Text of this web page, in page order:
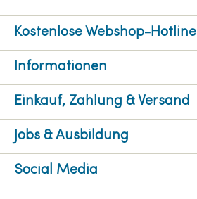
Kostenlose Webshop-Hotline
Informationen
Einkauf, Zahlung & Versand
Jobs & Ausbildung
Social Media